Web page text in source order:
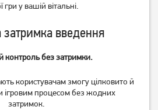
18 179грн
гри у вашій вітальні.
введення
контроль без затримки.
користувачам змогу цілковито й
ігровим процесом без жодних
затримок.